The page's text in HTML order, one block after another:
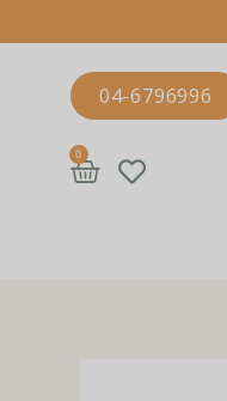
04-6796996
0